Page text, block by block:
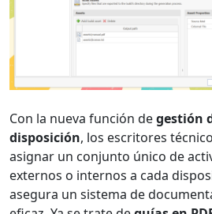
Con la nueva función degestión
disposición, los escritores
asignar un conjunto único de
externos o internos a cada
asegura un sistema de